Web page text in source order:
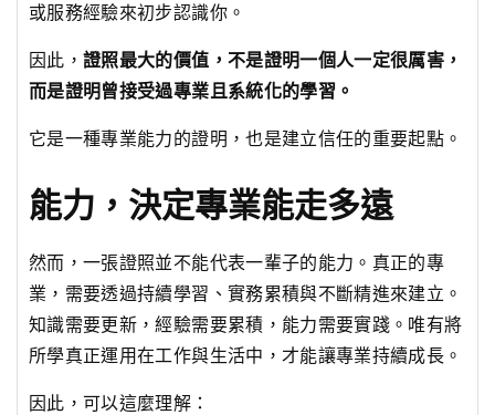
或服務經驗來初步認識你。
因此，證照最大的價值，不是證明一個人一定很厲害，
而是證明曾接受過專業且系統化的學習。
它是一種專業能力的證明，也是建立信任的重要起點。
能力，決定專業能走多遠
然而，一張證照並不能代表一輩子的能力。真正的專
業，需要透過持續學習、實務累積與不斷精進來建立。
知識需要更新，經驗需要累積，能力需要實踐。唯有將
所學真正運用在工作與生活中，才能讓專業持續成長。
因此，可以這麼理解：